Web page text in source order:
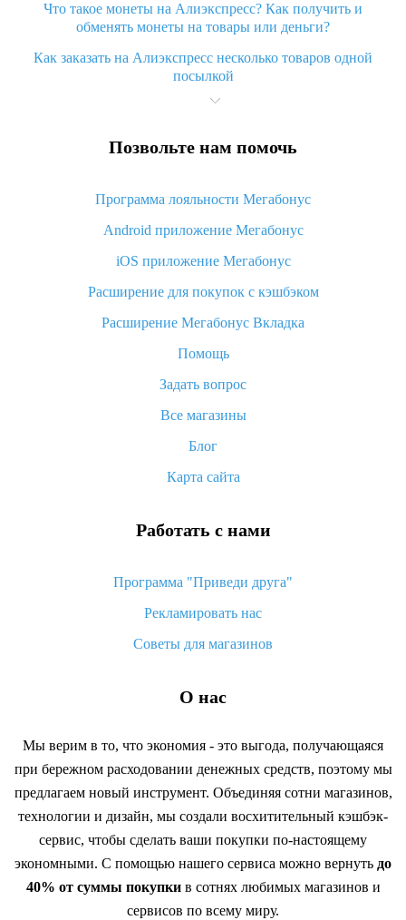
Что такое монеты на Алиэкспресс? Как получить и
обменять монеты на товары или деньги?
Как заказать на Алиэкспресс несколько товаров одной
посылкой
Что значит статус «Заказ закрыт» на Алиэкспресс и что
Что делать, если Алиэкспресс просит ввести паспортные
Как узнать, куда пришла посылка с Алиэкспресс
Вы отменили заказ на Алиэкспресс, когда вернут деньги?
Что такое баллы на Алиэкспресс, как их получить и
«AliExpress Standard Shipping»: что это за метод доставки и
как его отслеживать
Как покупать оптом на Алиэкспресс
Что делать, если не пришел товар с Алиэкспресс
возврата денег
Позвольте нам помочь
Программа лояльности Мегабонус
Android приложение Мегабонус
iOS приложение Мегабонус
Расширение для покупок с кэшбэком
Расширение Мегабонус Вкладка
Помощь
Задать вопрос
Все магазины
Блог
Карта сайта
Работать с нами
Программа "Приведи друга"
Рекламировать нас
Советы для магазинов
О нас
Мы верим в то, что экономия - это выгода, получающаяся
при бережном расходовании денежных средств, поэтому мы
предлагаем новый инструмент. Объединяя сотни магазинов,
технологии и дизайн, мы создали восхитительный кэшбэк-
сервис, чтобы сделать ваши покупки по-настоящему
экономными. С помощью нашего сервиса можно вернуть до
40% от суммы покупкив сотнях любимых магазинов и
сервисов по всему миру.